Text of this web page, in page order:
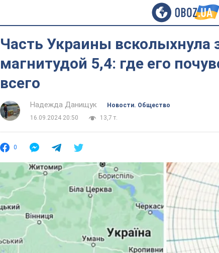
Часть Украины всколыхнула
магнитудой 5,4: где его
всего
Надежда Данищук
Новости. Общество
16.09.2024 20:50
13,7 т.
0